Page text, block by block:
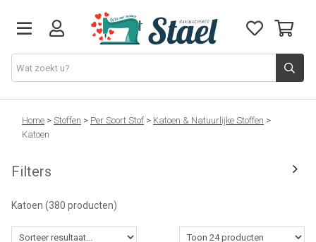
Machines
Stoffen
Home > Stoffen > Per Soort Stof > Katoen & Natuurlijke Stoffen >
Katoen
Filters
Katoen (380 producten)